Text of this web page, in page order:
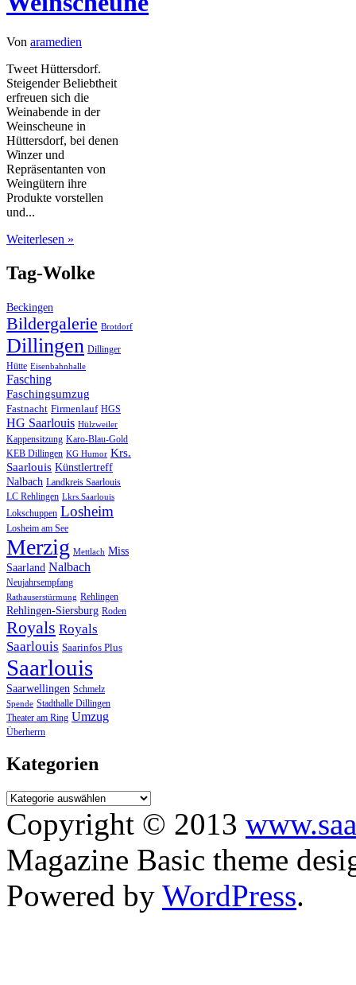
Von aramedien
Tweet Hüttersdorf.
Steigender Beliebtheit
erfreuen sich die
Weinabende in der
Weinscheune in
Hüttersdorf, bei denen
Winzer und
Repräsentanten von
Weingütern ihre
Produkte vorstellen
und...
Weiterlesen »
Tag-Wolke
Beckingen
Bildergalerie Brotdorf
Dillingen Dillinger
Hütte Eisenbahnhalle
Fasching
Faschingsumzug
Fastnacht Firmenlauf HGS
HG Saarlouis Hülzweiler
Kappensitzung Karo-Blau-Gold
KEB Dillingen KG Humor Krs.
Saarlouis Künstlertreff
Nalbach Landkreis Saarlouis
LC Rehlingen Lkrs.Saarlouis
Lokschuppen Losheim
Losheim am See
Merzig Mettlach Miss
Saarland Nalbach
Neujahrsempfang
Rathauserstürmung Rehlingen
Rehlingen-Siersburg Roden
Royals Royals
Saarlouis Saarinfos Plus
Saarlouis
Saarwellingen Schmelz
Spende Stadthalle Dillingen
Theater am Ring Umzug
Überherrn
Kategorien
Copyright © 2013
Magazine Basic theme
Powered by WordPress.